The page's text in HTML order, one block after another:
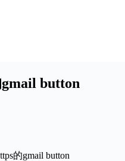
button
的gmail button